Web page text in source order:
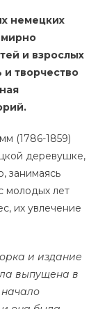
немецких
и взрослых
творчество
(1786-1859)
деревушке,
занимаясь
молодых лет
их увлечение
и издание
выпущена в
начало